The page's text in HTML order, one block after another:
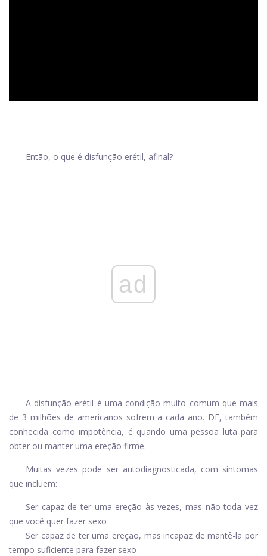
Então, o que é disfunção erétil, afinal?
ad
A disfunção erétil é uma condição muito comum que mais
de 3 milhões de americanos sofrem a cada ano. DE, também
conhecida como impotência, é quando uma pessoa luta para
obter ou manter uma ereção firme.
Muitas vezes pode ser autodiagnosticada, com sintomas
que incluem:
Ser capaz de ter uma ereção às vezes, mas não toda vez
que você quer fazer sexo
Ser capaz de ter uma ereção, mas incapaz de mantê-la por
tempo suficiente para fazer sexo